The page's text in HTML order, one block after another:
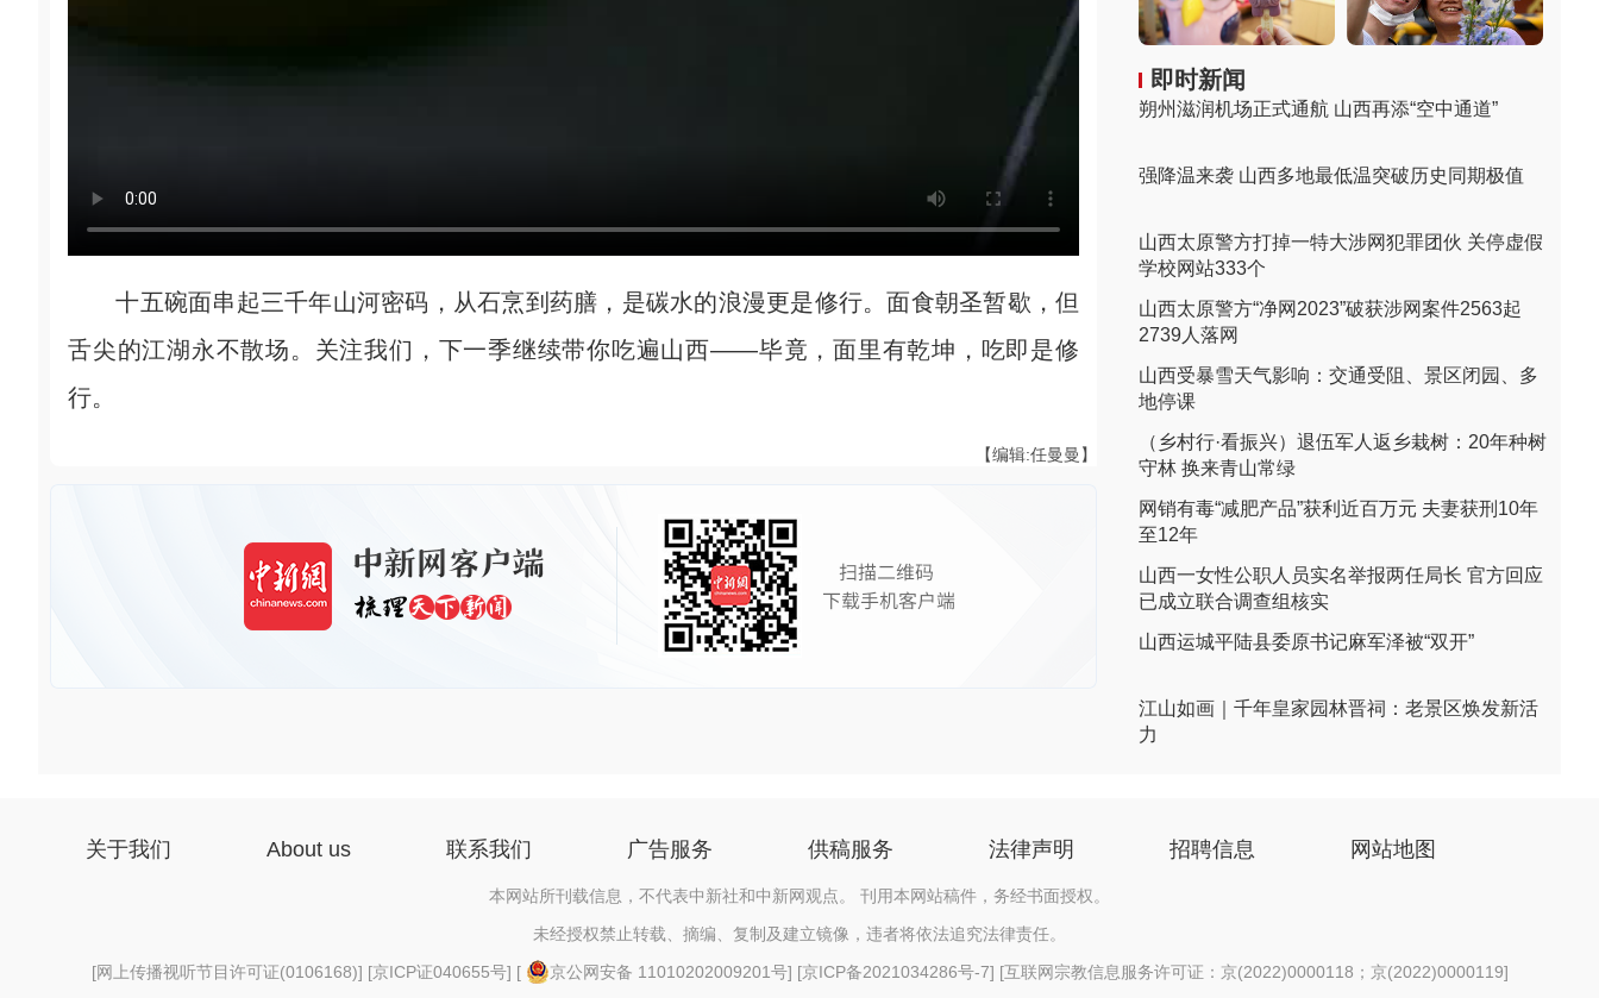
十五碗面串起三千年山河密码，从石烹到药膳，是碳水的浪漫更是修行。面食朝圣暂歇，但
舌尖的江湖永不散场。关注我们，下一季继续带你吃遍山西——毕竟，面里有乾坤，吃即是修
行。
【编辑:任曼曼】
即时新闻
朔州滋润机场正式通航 山西再添“空中通道”
强降温来袭 山西多地最低温突破历史同期极值
山西太原警方打掉一特大涉网犯罪团伙 关停虚假
学校网站333个
山西太原警方“净网2023”破获涉网案件2563起
2739人落网
山西受暴雪天气影响：交通受阻、景区闭园、多
地停课
（乡村行·看振兴）退伍军人返乡栽树：20年种树
守林 换来青山常绿
网销有毒“减肥产品”获利近百万元 夫妻获刑10年
至12年
山西一女性公职人员实名举报两任局长 官方回应
已成立联合调查组核实
山西运城平陆县委原书记麻军泽被“双开”
江山如画｜千年皇家园林晋祠：老景区焕发新活
力
关于我们 About us 联系我们 广告服务 供稿服务 法律声明 招聘信息 网站地图
本网站所刊载信息，不代表中新社和中新网观点。 刊用本网站稿件，务经书面授权。
未经授权禁止转载、摘编、复制及建立镜像，违者将依法追究法律责任。
[网上传播视听节目许可证(0106168)] [京ICP证040655号] [ 京公网安备 11010202009201号] [京ICP备2021034286号-7] [互联网宗教信息服务许可证：京(2022)0000118；京(2022)0000119]